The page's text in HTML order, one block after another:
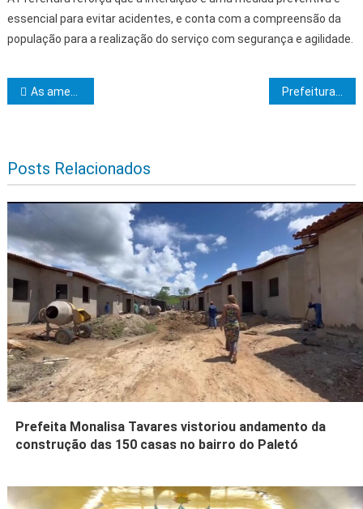
essencial para evitar acidentes, e conta com a compreensão da
população para a realização do serviço com segurança e agilidade.
Navegação de Post
As ameaças de Trump e a resiliência do Agro brasileiro: uma afronta que exige resposta
Posts Relacionados
Prefeita Monalisa Tavares vistoriou andamento da
construção das 150 casas no bairro do Paletó